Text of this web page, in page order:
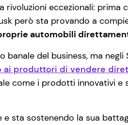
rivoluzioni eccezionali: prima
però sta provando a
automobili
banale del business, ma
ai produttori di vendere
come i prodotti innovativi
sta sostenendo la sua